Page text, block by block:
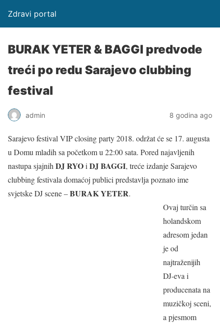
Zdravi portal
BURAK YETER & BAGGI predvode
treći po redu Sarajevo clubbing
festival
admin 8 godina ago
Sarajevo festival VIP closing party 2018. održat će se 17. augusta
u Domu mladih sa početkom u 22:00 sata. Pored najavljenih
nastupa sjajnih DJ RYOi DJ BAGGI, treće izdanje Sarajevo
clubbing festivala domaćoj publici predstavlja poznato ime
svjetske DJ scene –BURAK YETER.
Ovaj turčin sa
holandskom
adresom jedan
je od
najtraženijih
DJ-eva i
producenata na
muzičkoj sceni,
a pjesmom